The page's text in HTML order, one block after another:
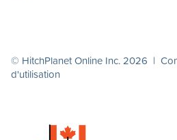
© HitchPlanet Online Inc. 2026 |
d'utilisation